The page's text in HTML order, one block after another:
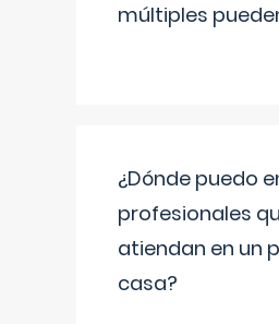
múltiples
¿Dónde puedo
profesionales
atiendan en un
casa?